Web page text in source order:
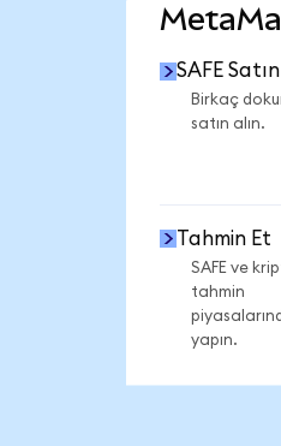
SAFE Satın
Birkaç
satın alın.
Tahmin Et
SAFE ve
tahmin
yapın.